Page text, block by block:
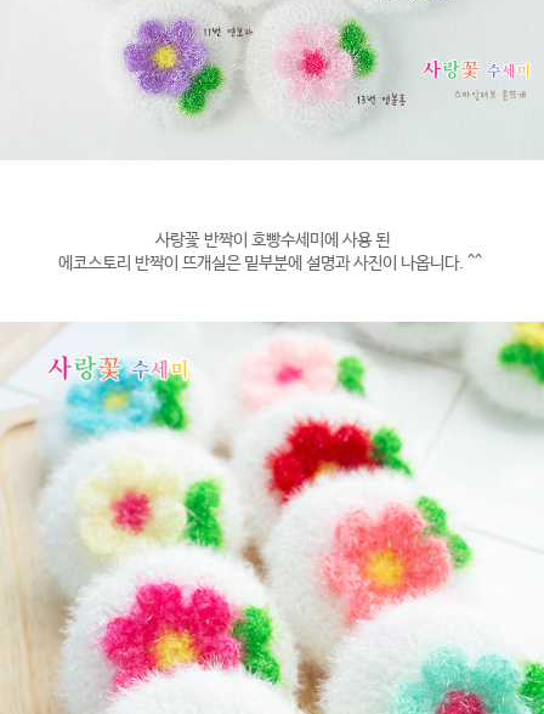
사랑꽃 반짝이 호빵수세미에 사용 된
에코스토리 반짝이 뜨개실은 밑부분에 설명과 사진이 나옵니다. ^^